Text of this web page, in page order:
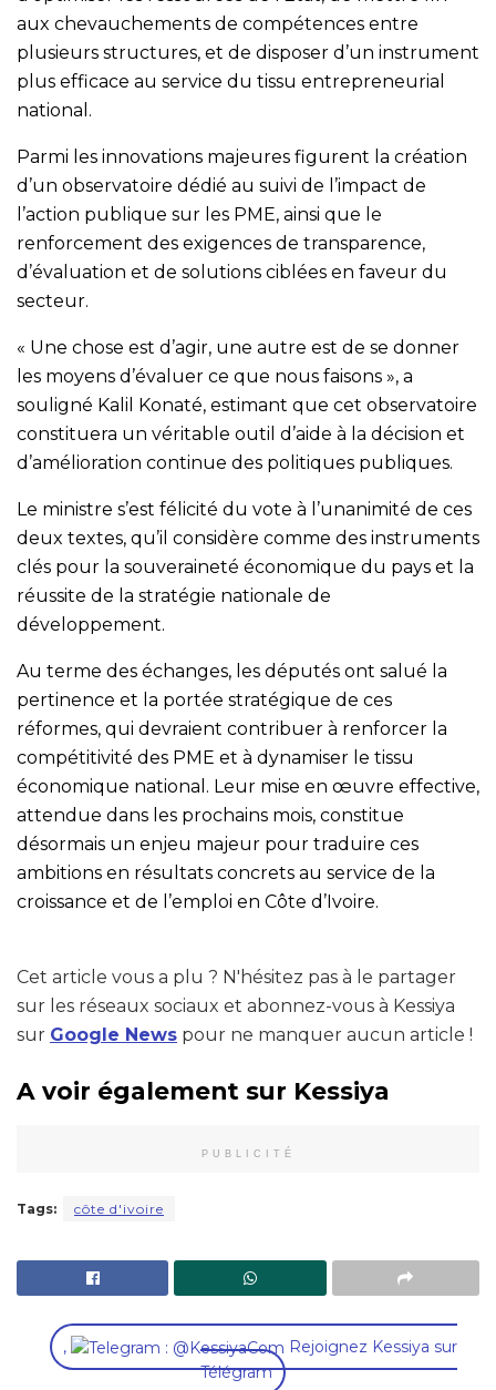
aux chevauchements de compétences entre
plusieurs structures, et de disposer d’un instrument
plus efficace au service du tissu entrepreneurial
national.
Parmi les innovations majeures figurent la création
d’un observatoire dédié au suivi de l’impact de
l’action publique sur les PME, ainsi que le
renforcement des exigences de transparence,
d’évaluation et de solutions ciblées en faveur du
secteur.
« Une chose est d’agir, une autre est de se donner
les moyens d’évaluer ce que nous faisons », a
souligné Kalil Konaté, estimant que cet observatoire
constituera un véritable outil d’aide à la décision et
d’amélioration continue des politiques publiques.
Le ministre s’est félicité du vote à l’unanimité de ces
deux textes, qu’il considère comme des instruments
clés pour la souveraineté économique du pays et la
réussite de la stratégie nationale de
développement.
Au terme des échanges, les députés ont salué la
pertinence et la portée stratégique de ces
réformes, qui devraient contribuer à renforcer la
compétitivité des PME et à dynamiser le tissu
économique national. Leur mise en œuvre effective,
attendue dans les prochains mois, constitue
désormais un enjeu majeur pour traduire ces
ambitions en résultats concrets au service de la
croissance et de l’emploi en Côte d’Ivoire.
Cet article vous a plu ? N'hésitez pas à le partager
sur les réseaux sociaux et abonnez-vous à Kessiya
sur Google News pour ne manquer aucun article !
A voir également sur Kessiya
PUBLICITÉ
Tags: côte d'ivoire
,
Rejoignez Kessiya sur
Télégram